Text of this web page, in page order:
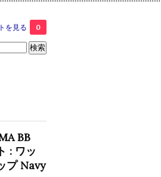
を見る 0
BB
: ワッ
プ Navy